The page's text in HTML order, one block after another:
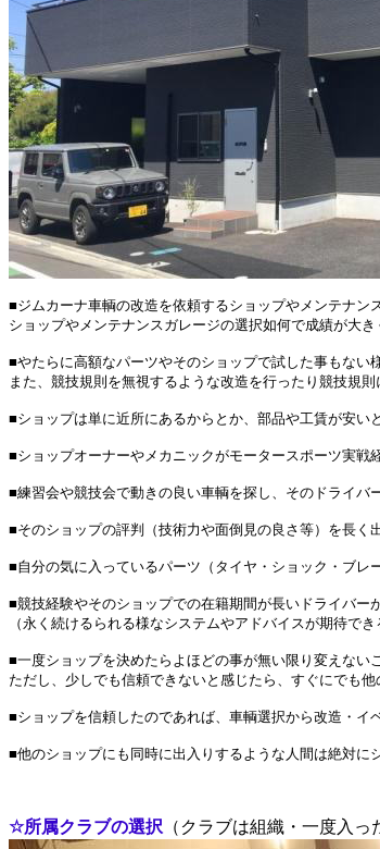
■ジムカーナ車輌の改造を依頼するショップやメンテナン
ショップやメンテナンスガレージの選択如何で成績が大き
■やたらに高額なパーツやそのショップで試した事もない
また、競技規則を無視するような改造を行ったり競技規
■ショップは単に近所にあるからとか、部品や工賃が安い
■ショップオーナーやメカニックがモータースポーツ実戦
■練習会や競技会で動きの良い車輌を探し、そのドライバ
■そのショップの評判（技術力や面倒見の良さ等）を長く
■自分の気に入っているパーツ（タイヤ・ショック・ブレ
■競技経験やそのショップでの在籍期間が長いドライバー
（永く続けるられる様なシステムやアドバイスが期待でき
■一度ショップを決めたらよほどの事が無い限り変えないこ
ただし、少しでも信頼できないと感じたら、すぐにでも他
■ショップを信頼したのであれば、車輌選択から改造・イ
■他のショップにも同時に出入りするような人間は絶対に
☆所属クラブの選択 （クラブは組織・一度入っ